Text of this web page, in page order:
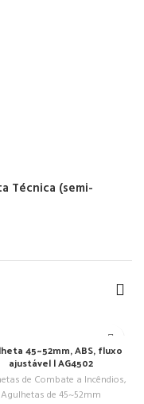
Técnica (semi-
45~52mm, ABS, fluxo
ajustável | AG4502
de Combate a Incêndios,
Agulhetas de 45~52mm